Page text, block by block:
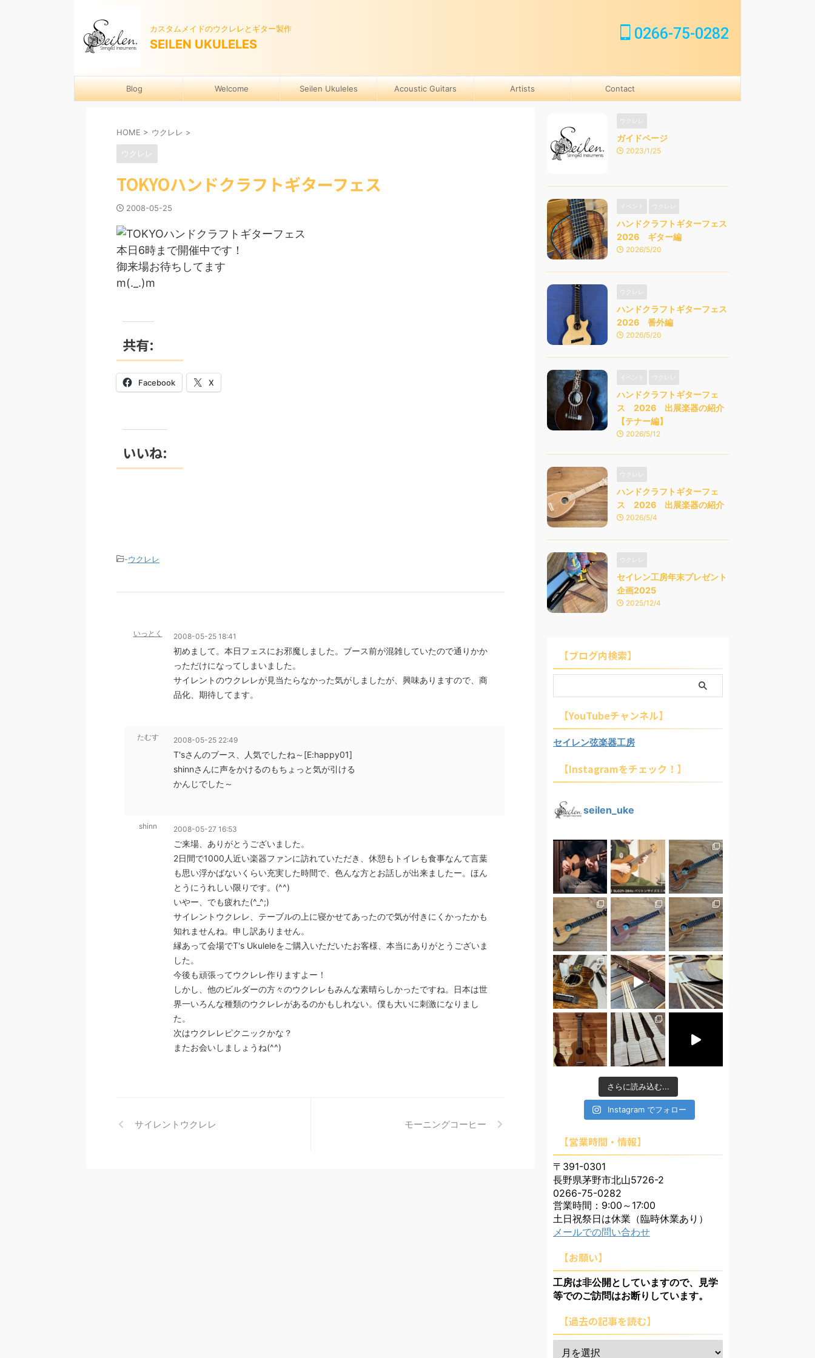
カスタムメイドのウクレレとギター製作
SEILEN UKULELES
0266-75-0282
Blog Welcome Seilen Ukuleles Acoustic Guitars Artists Contact
HOME > ウクレレ >
ウクレレ
TOKYOハンドクラフトギターフェス
2008-05-25
本日6時まで開催中です！
御来場お待ちしてます
m(._.)m
共有:
Facebook X
いいね:
-ウクレレ
いっとく 2008-05-25 18:41
初めまして。本日フェスにお邪魔しました。ブース前が混雑していたので通りかか
っただけになってしまいました。
サイレントのウクレレが見当たらなかった気がしましたが、興味ありますので、商
品化、期待してます。
たむす 2008-05-25 22:49
T'sさんのブース、人気でしたね～[E:happy01]
shinnさんに声をかけるのもちょっと気が引ける
かんじでした～
shinn 2008-05-27 16:53
ご来場、ありがとうございました。
2日間で1000人近い楽器ファンに訪れていただき、休憩もトイレも食事なんて言葉
も思い浮かばないくらい充実した時間で、色んな方とお話しが出来ましたー。ほん
とうにうれしい限りです。(^^)
いやー、でも疲れた(^_^;)
サイレントウクレレ、テーブルの上に寝かせてあったので気が付きにくかったかも
知れませんね。申し訳ありません。
縁あって会場でT's Ukuleleをご購入いただいたお客様、本当にありがとうございま
した。
今後も頑張ってウクレレ作りますよー！
しかし、他のビルダーの方々のウクレレもみんな素晴らしかったですね。日本は世
界一いろんな種類のウクレレがあるのかもしれない。僕も大いに刺激になりまし
た。
次はウクレレピクニックかな？
またお会いしましょうね(^^)
サイレントウクレレ モーニングコーヒー
ガイドページ
2023/1/25
ハンドクラフトギターフェス
2026 ギター編
2026/5/20
ハンドクラフトギターフェス
2026 番外編
2026/5/20
ハンドクラフトギターフェ
ス 2026 出展楽器の紹介
【テナー編】
2026/5/12
ハンドクラフトギターフェ
ス 2026 出展楽器の紹介
2026/5/4
セイレン工房年末プレゼント
企画2025
2025/12/4
【ブログ内検索】
【YouTubeチャンネル】
セイレン弦楽器工房
【Instagramをチェック！】
seilen_uke
さらに読み込む...
Instagram でフォロー
【営業時間・情報】
〒391-0301
長野県茅野市北山5726-2
0266-75-0282
営業時間：9:00～17:00
土日祝祭日は休業（臨時休業あり）
メールでの問い合わせ
【お願い】
工房は非公開としていますので、見学
等でのご訪問はお断りしています。
【過去の記事を読む】